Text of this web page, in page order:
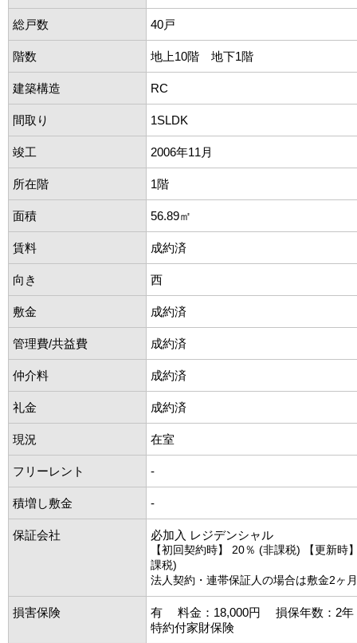
総戸数 40戸
階数 地上10階 地下1階
建築構造 RC
間取り 1SLDK
竣工 2006年11月
所在階 1階
面積 56.89㎡
賃料 成約済
向き 西
敷金 成約済
管理費/共益費 成約済
仲介料 成約済
礼金 成約済
現況 在室
フリーレント -
積増し敷金 -
保証会社 必加入 レジデンシャル
【初回契約時】 20％ (非課税) 【更新時
課税)
法人契約・連帯保証人の場合は敷金2ヶ
損害保険
有 料金：18,000円 損保年数：2
特約付家財保険